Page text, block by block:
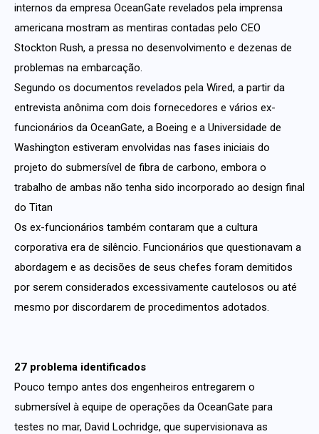
internos da empresa OceanGate revelados pela imprensa
americana mostram as mentiras contadas pelo CEO
Stockton Rush, a pressa no desenvolvimento e dezenas de
problemas na embarcação.
Segundo os documentos revelados pela Wired, a partir da
entrevista anônima com dois fornecedores e vários ex-
funcionários da OceanGate, a Boeing e a Universidade de
Washington estiveram envolvidas nas fases iniciais do
projeto do submersível de fibra de carbono, embora o
trabalho de ambas não tenha sido incorporado ao design final
do Titan
Os ex-funcionários também contaram que a cultura
corporativa era de silêncio. Funcionários que questionavam a
abordagem e as decisões de seus chefes foram demitidos
por serem considerados excessivamente cautelosos ou até
mesmo por discordarem de procedimentos adotados.
27 problema identificados
Pouco tempo antes dos engenheiros entregarem o
submersível à equipe de operações da OceanGate para
testes no mar, David Lochridge, que supervisionava as